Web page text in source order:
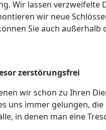
Wir lassen verzweifelte
wir neue
Sie auch
zerstörungsfrei
wir schon zu Ihren
uns immer gelungen,
in denen man eine